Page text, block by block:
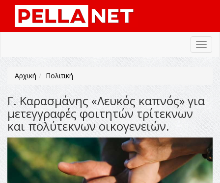
Αρχική Πολιτική
Γ. Καρασμάνης «Λευκός καπνός» για
μετεγγραφές φοιτητών τρίτεκνων
και πολύτεκνων οικογενειών.